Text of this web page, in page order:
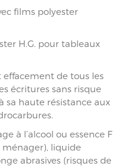
films polyester
H.G. pour tableaux
effacement de tous les
écritures sans risque
sa haute résistance aux
à l’alcool ou essence F
ménager), liquide
abrasives (risques de